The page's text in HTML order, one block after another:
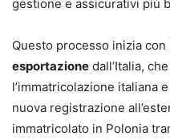
gestione e assicurativi più
Questo processo inizia con
esportazione dall’Italia,
l’immatricolazione italiana
nuova registrazione
immatricolato in Polonia